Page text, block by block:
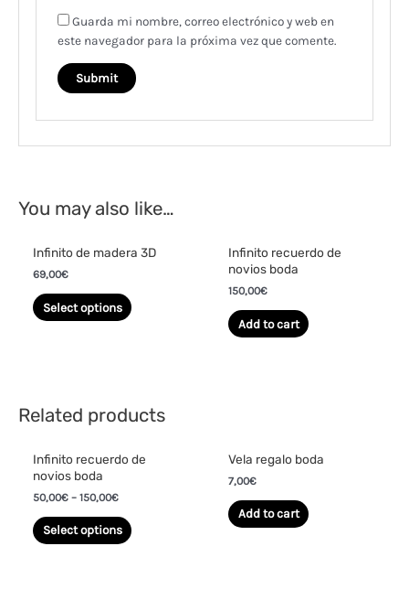
Guarda mi nombre, correo electrónico y web en
este navegador para la próxima vez que comente.
You may also like…
Infinito de madera 3D
69,00€
Select options
Infinito recuerdo de
novios boda
150,00€
Add to cart
Related products
Infinito recuerdo de
novios boda
50,00€ –150,00€
Select options
Vela regalo boda
7,00€
Add to cart